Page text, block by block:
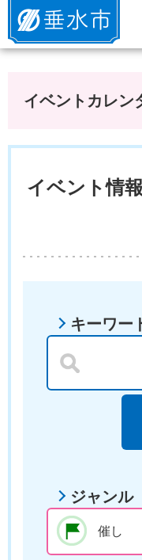
垂水市
イベントカレン
イベント情
キーワー
ジャンル
催し